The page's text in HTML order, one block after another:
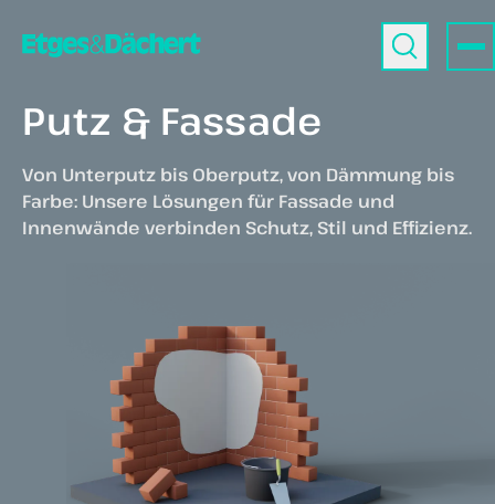
Putz & Fassade
Von Unterputz bis Oberputz, von Dämmung bis
Farbe: Unsere Lösungen für Fassade und
Innenwände verbinden Schutz, Stil und Effizienz.